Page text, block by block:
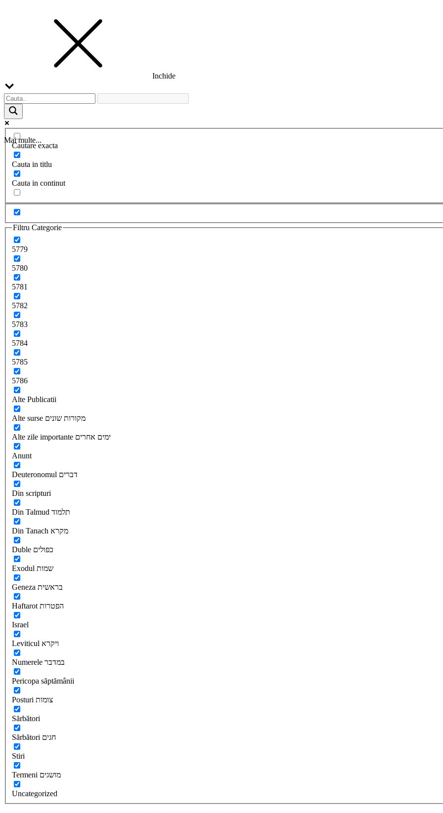
Inchide
Mai multe...
Cautare exacta
Cauta in titlu
Cauta in continut
Filtru Categorie
5779
5780
5781
5782
5783
5784
5785
5786
Alte Publicatii
Alte surse מקורות שונים
Alte zile importante ימים אחרים
Anunt
Deuteronomul דברים
Din scripturi
Din Talmud תלמוד
Din Tanach מקרא
Duble כפולים
Exodul שמות
Geneza בראשית
Haftarot הפטרות
Israel
Leviticul ויקרא
Numerele במדבר
Pericopa săptămânii
Posturi צומות
Sărbători
Sărbători חגים
Stiri
Termeni מושגים
Uncategorized